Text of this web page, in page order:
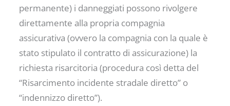
permanente) i danneggiati possono rivolgere
direttamente alla propria compagnia
assicurativa (ovvero la compagnia con la quale è
stato stipulato il contratto di assicurazione) la
richiesta risarcitoria (procedura così detta del
“Risarcimento incidente stradale diretto” o
“indennizzo diretto”).